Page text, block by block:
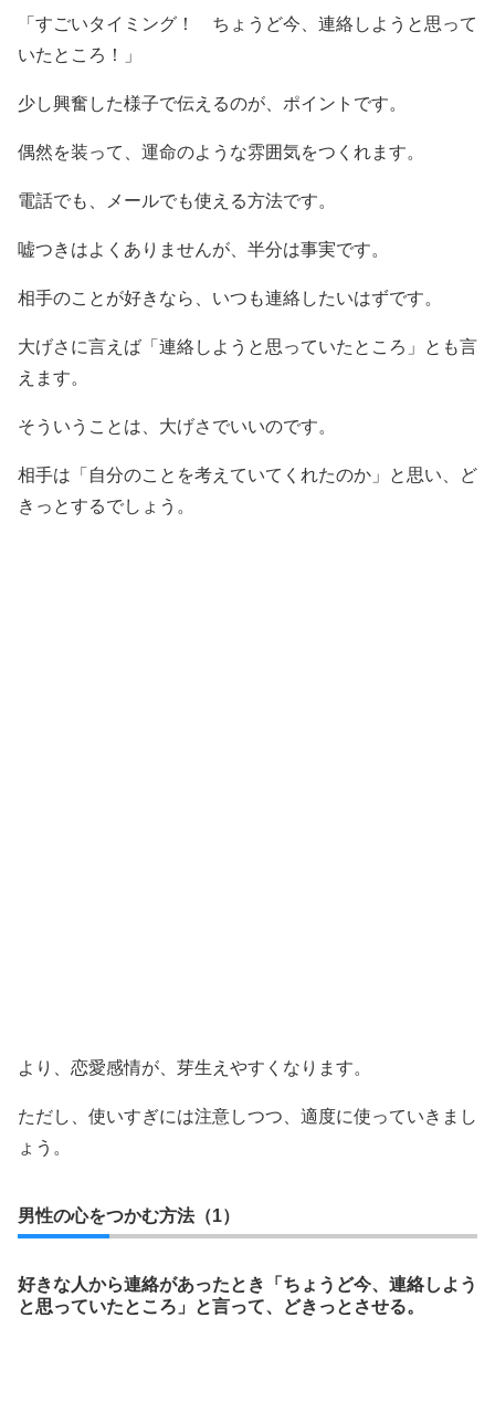
「すごいタイミング！ ちょうど今、連絡しようと思って
いたところ！」
少し興奮した様子で伝えるのが、ポイントです。
偶然を装って、運命のような雰囲気をつくれます。
電話でも、メールでも使える方法です。
嘘つきはよくありませんが、半分は事実です。
相手のことが好きなら、いつも連絡したいはずです。
大げさに言えば「連絡しようと思っていたところ」とも言
えます。
そういうことは、大げさでいいのです。
相手は「自分のことを考えていてくれたのか」と思い、ど
きっとするでしょう。
より、恋愛感情が、芽生えやすくなります。
ただし、使いすぎには注意しつつ、適度に使っていきまし
ょう。
男性の心をつかむ方法（1）
好きな人から連絡があったとき「ちょうど今、連絡しよう
と思っていたところ」と言って、どきっとさせる。